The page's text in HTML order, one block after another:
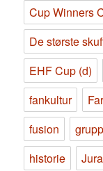
Cup Winners
De største
EHF Cup (d)
fankultur
fusion
historie
Jura